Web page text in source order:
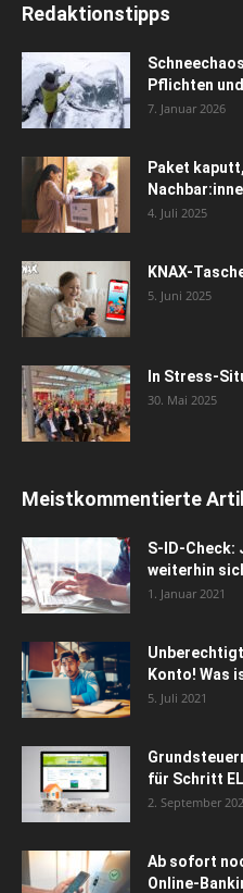
Redaktionstipps
Pflichten
7. Januar 2026
Paket
4. Juli 2025
KNAX-
5. Juni 2025
In Stress-
30. Mai 2025
Meistkommentierte
S-ID-
weiterhin
1. Januar 2021
Konto! Was
5. Juli 2021
für Schritt
2. September
Ab sofort
Online-